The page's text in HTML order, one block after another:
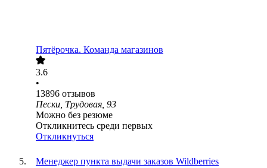
Пятёрочка. Команда магазинов
3.6
•
13896 отзывов
Пески, Трудовая, 93
Можно без резюме
Откликнитесь среди первых
Откликнуться
Менеджер пункта выдачи заказов Wildberries